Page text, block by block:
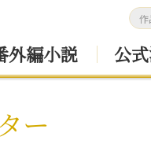
外編小説 公
ー